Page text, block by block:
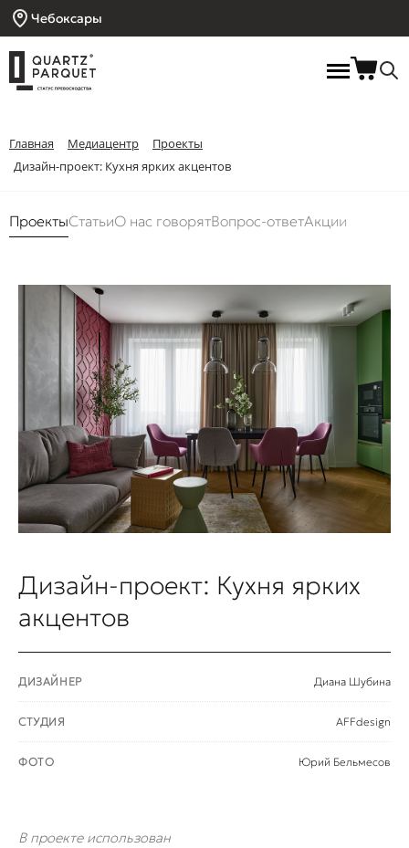
Чебоксары
Главная Медиацентр
Проекты
Дизайн-проект: Кухня ярких акцентов
ПроектыСтатьиО нас говорятВопрос-ответАкции
Дизайн-проект: Кухня ярких
акцентов
ДИЗАЙНЕР Диана Шубина
СТУДИЯ AFFdesign
ФОТО Юрий Бельмесов
В проекте использован